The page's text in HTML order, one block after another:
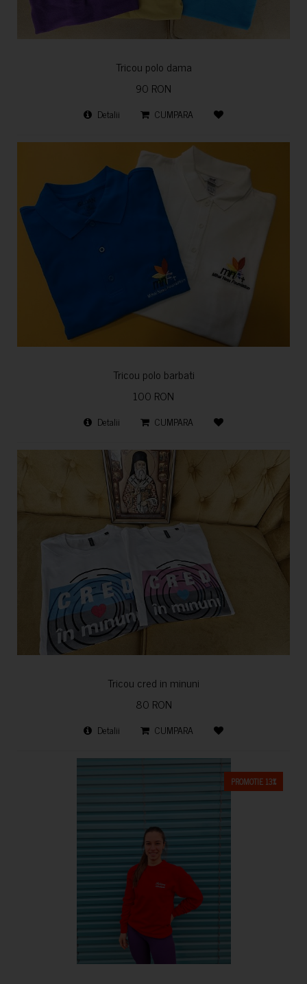
Tricou polo dama
90 RON
Detalii CUMPARA
Tricou polo barbati
100 RON
Detalii CUMPARA
Tricou cred in minuni
80 RON
Detalii CUMPARA
PROMOTIE 13%